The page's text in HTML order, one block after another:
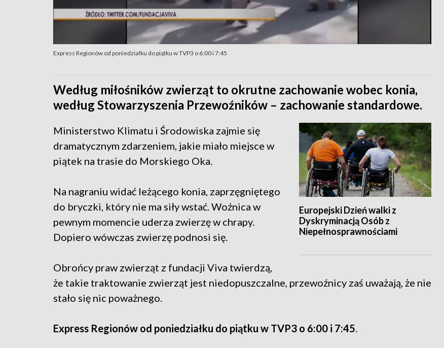
Express Regionów od poniedziałku do piątku w TVP3 o 6:00 i 7:45
Według miłośników zwierząt to okrutne zachowanie wobec konia,
według Stowarzyszenia Przewoźników – zachowanie standardowe.
Europejski Dzień walki z
Dyskryminacją Osób z
Niepełnosprawnościami
Ministerstwo Klimatu i Środowiska zajmie się
dramatycznym zdarzeniem, jakie miało miejsce w
piątek na trasie do Morskiego Oka.
Na nagraniu widać leżącego konia, zaprzęgniętego
do bryczki, który nie ma siły wstać. Woźnica w
pewnym momencie uderza zwierzę w chrapy.
Dopiero wówczas zwierzę podnosi się.
Obrońcy praw zwierząt z fundacji Viva twierdzą,
że takie traktowanie zwierząt jest niedopuszczalne, przewoźnicy zaś uważają, że nie
stało się nic poważnego.
Express Regionów od poniedziałku do piątku w TVP3 o 6:00 i 7:45